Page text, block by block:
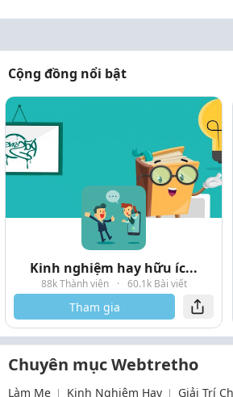
Cộng đồng nổi bật
Kinh nghiệm hay hữu íc...
88k Thành viên · 60.1k Bài viết
Tham gia
Chuyên mục Webtretho
Làm Mẹ Kinh Nghiệm Hay Giải Trí